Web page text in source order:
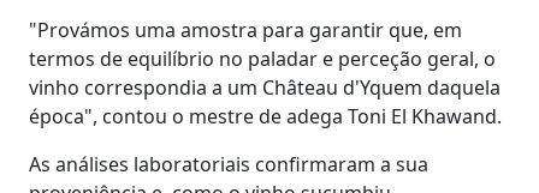
"Provámos uma amostra para garantir que, em
termos de equilíbrio no paladar e perceção geral, o
vinho correspondia a um Château d'Yquem daquela
época", contou o mestre de adega Toni El Khawand.
As análises laboratoriais confirmaram a sua